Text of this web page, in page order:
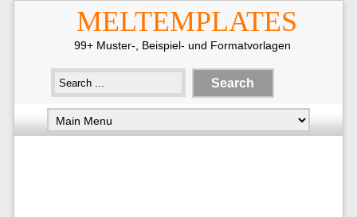
MELTEMPLATES
99+ Muster-, Beispiel- und Formatvorlagen